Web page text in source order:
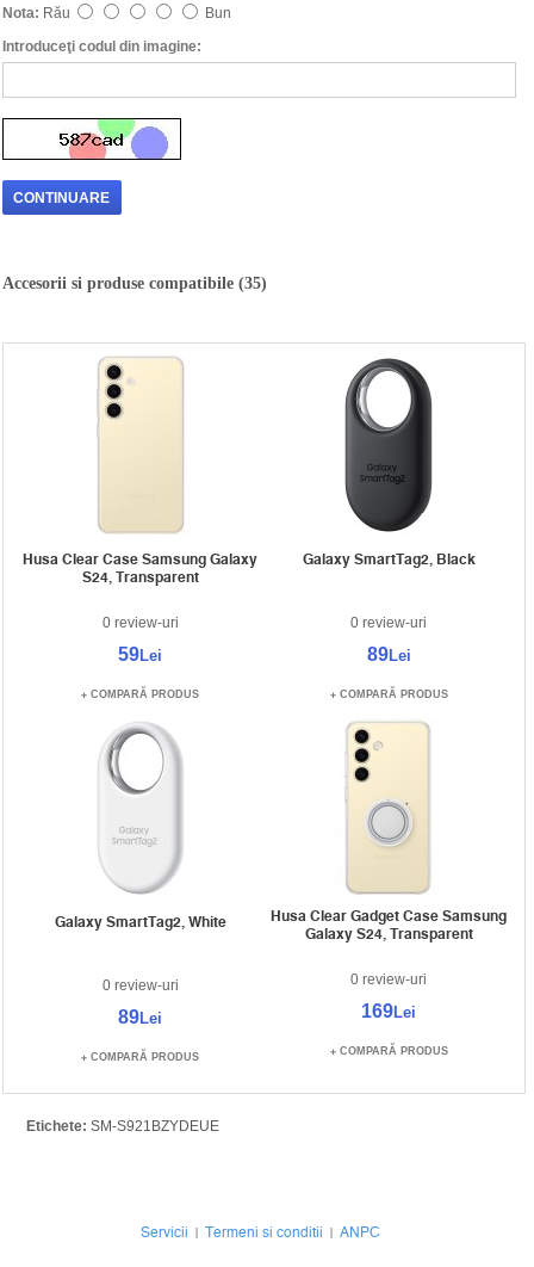
Nota: Rău
Bun
Introduceţi codul din imagine:
CONTINUARE
Accesorii si produse compatibile (35)
Husa Clear Case Samsung Galaxy
S24, Transparent
0 review-uri
59Lei
COMPARĂ PRODUS
Galaxy SmartTag2, Black
0 review-uri
89Lei
COMPARĂ PRODUS
Galaxy SmartTag2, White
0 review-uri
89Lei
COMPARĂ PRODUS
Husa Clear Gadget Case Samsung
Galaxy S24, Transparent
0 review-uri
169Lei
COMPARĂ PRODUS
Etichete: SM-S921BZYDEUE
Servicii Termeni si conditii ANPC